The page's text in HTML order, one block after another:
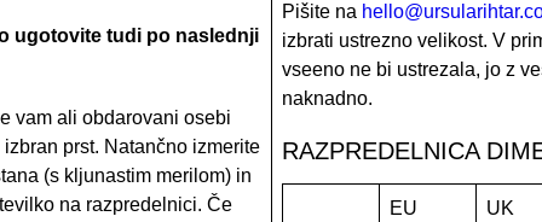
ugotovite tudi po naslednji
vam ali obdarovani osebi
prst. Natančno izmerite
(s kljunastim merilom) in
na razpredelnici. Če
Pišite na
izbrati ustrezno velikost. V
vseeno ne bi ustrezala, jo z
naknadno.
RAZPREDELNICA
EU UK